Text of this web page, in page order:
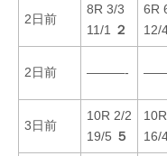
2日前
8R 3/3
11/1
２
6R
12/
2日前 ———-
3日前
10R 2/2
19/5 ５
16/